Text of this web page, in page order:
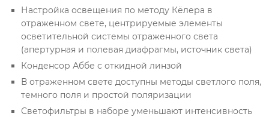
Настройка освещения по методу Кёлера в
отраженном свете, центрируемые элементы
осветительной системы отраженного света
(апертурная и полевая диафрагмы, источник света)
Конденсор Аббе с откидной линзой
В отраженном свете доступны методы светлого поля,
темного поля и простой поляризации
Светофильтры в наборе уменьшают интенсивность